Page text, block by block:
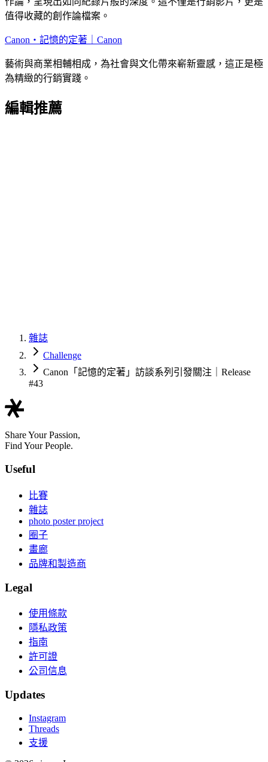
值得收藏的創作論檔案。
Canon・記憶的定著｜Canon
藝術與商業相輔相成，為社會與文化帶來嶄新靈感，這正是極
為精緻的行銷實踐。
編輯推薦
雜誌
Challenge
Canon「記憶的定著」訪談系列引發關注｜Release
#43
Share Your Passion,
Find Your People.
Useful
比賽
雜誌
photo poster project
圈子
畫廊
品牌和製造商
Legal
使用條款
隱私政策
指南
許可證
公司信息
Updates
Instagram
Threads
支援